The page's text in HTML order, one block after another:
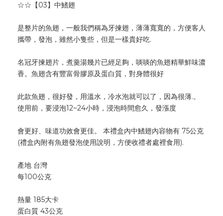
☆☆【03】中鰭翅
是整片的魚翅，一般我們稱為牙揀翅，薄薄寬寬的，方便客人
攜帶，發泡，雖然小隻些，但是一樣貴好吃.
名冠牙揀翅片，煮羹湯幾片已經足夠，啖啖的魚翅精華鮮味濃
香。魚翅含有豐富骨膠原及蛋白質，對身體很好
此款魚翅，很好發，用溫水，冷水泡就可以了，因為很薄.。
使用前，要浸泡12~24小時，浸泡時間愈久，發漲度
會更好、味道功效會更佳。 本禮盒內中鰭翅內容物有 75公克
(禮盒內附有魚翅發泡使用說明，方便收禮者處裡食用).
產地 台灣
每100公克
熱量 185大卡
蛋白質 43公克